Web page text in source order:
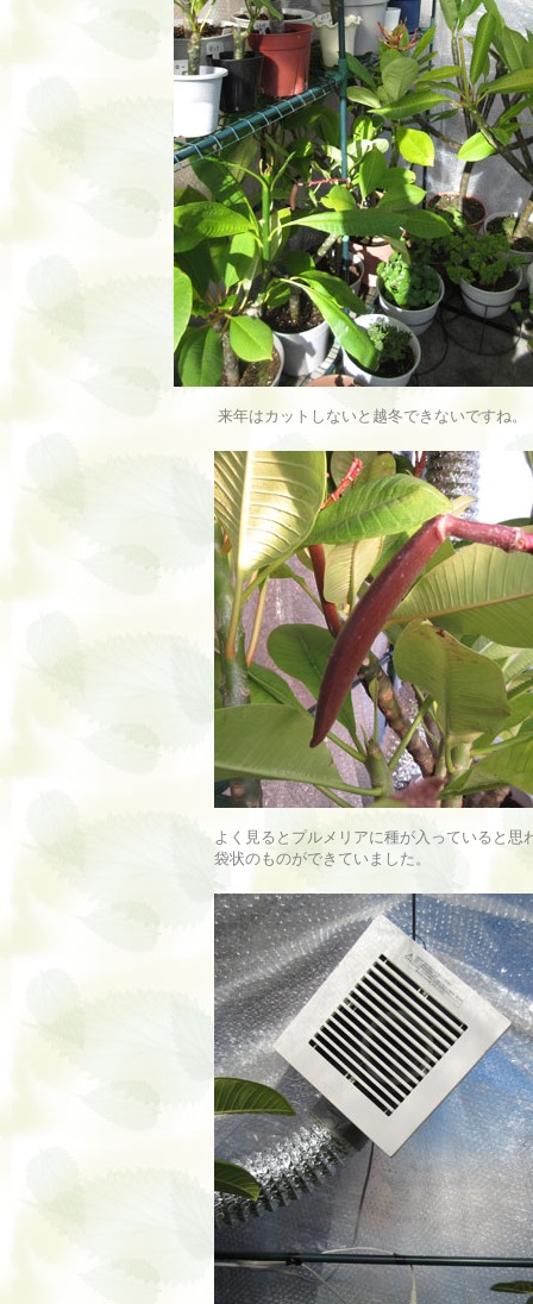
来年はカットしないと越冬できないですね。
よく見るとプルメリアに種が入っていると思
袋状のものができていました。